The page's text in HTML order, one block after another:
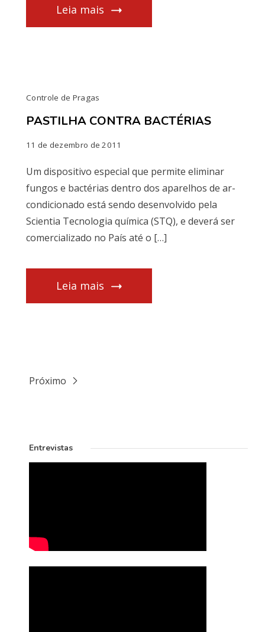
Leia mais
Controle de Pragas
PASTILHA CONTRA BACTÉRIAS
11 de dezembro de 2011
Um dispositivo especial que permite eliminar
fungos e bactérias dentro dos aparelhos de ar-
condicionado está sendo desenvolvido pela
Scientia Tecnologia química (STQ), e deverá ser
comercializado no País até o […]
Leia mais
Próximo
Entrevistas